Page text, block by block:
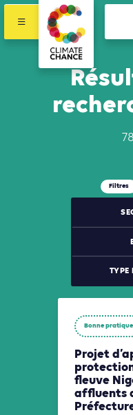
Filtres
TYPE
Bonne pratique
Projet
fleuve
affluents